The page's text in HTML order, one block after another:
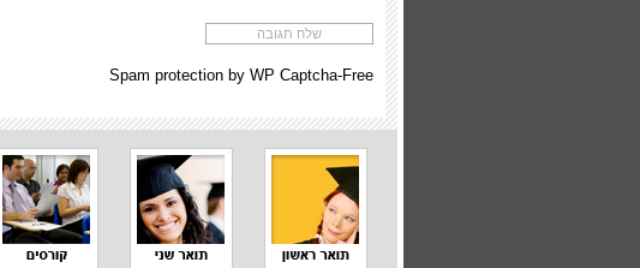
Spam protection by WP Captcha-Free